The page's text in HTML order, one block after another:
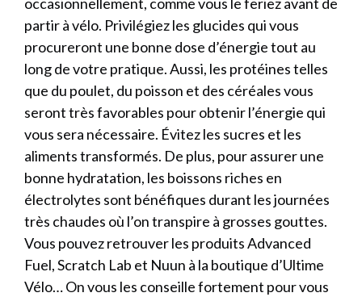
partir à vélo. Privilégiez les glucides qui vous
procureront une bonne dose d’énergie tout au
long de votre pratique. Aussi, les protéines telles
que du poulet, du poisson et des céréales vous
seront très favorables pour obtenir l’énergie qui
vous sera nécessaire. Évitez les sucres et les
aliments transformés. De plus, pour assurer une
bonne hydratation, les boissons riches en
électrolytes sont bénéfiques durant les journées
très chaudes où l’on transpire à grosses gouttes.
Vous pouvez retrouver les produits Advanced
Fuel, Scratch Lab et Nuun à la boutique d’Ultime
Vélo… On vous les conseille fortement pour vous